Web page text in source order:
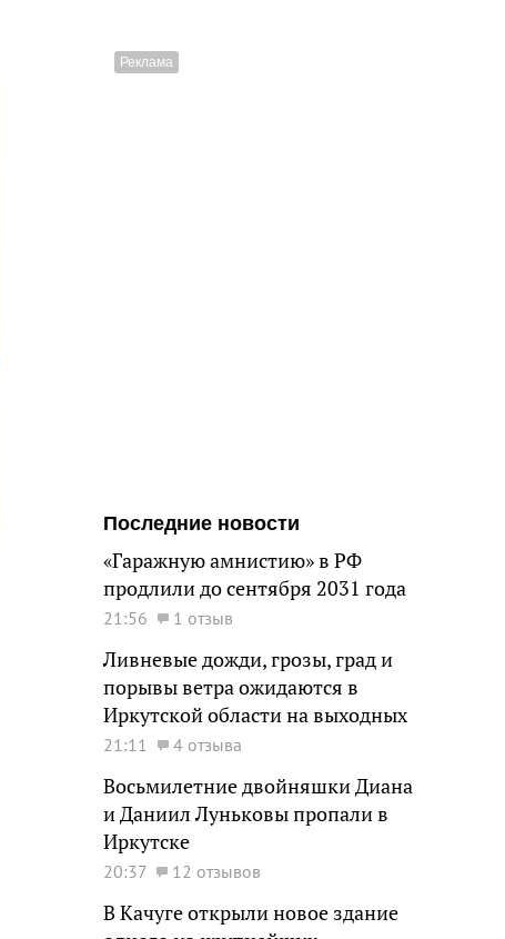
Последние новости
«Гаражную амнистию» в РФ
продлили до сентября 2031 года
21:56 1 отзыв
Ливневые дожди, грозы, град и
порывы ветра ожидаются в
Иркутской области на выходных
21:11 4 отзыва
Восьмилетние двойняшки Диана
и Даниил Луньковы пропали в
Иркутске
20:37 12 отзывов
В Качуге открыли новое здание